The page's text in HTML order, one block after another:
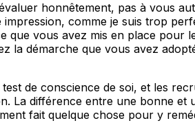
honnêtement, pas à vous
comme je suis trop
vous avez mis en place
la démarche que vous avez
de conscience de soi, et les
La différence entre une bonne
fait quelque chose pour y